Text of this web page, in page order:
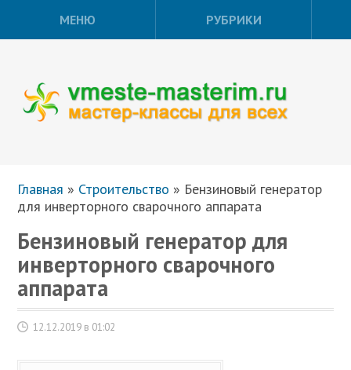
МЕНЮ РУБРИКИ
Главная » Строительство » Бензиновый генератор
для инверторного сварочного аппарата
Бензиновый генератор для
инверторного сварочного
аппарата
12.12.2019 в 01:02